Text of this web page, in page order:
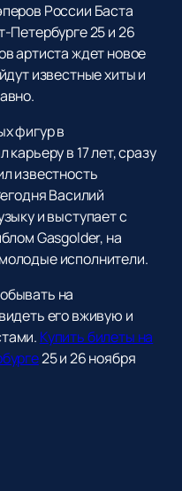
России Баста
Петербурге 25 и 26
артиста ждет новое
известные хиты и
фигур в
в 17 лет, сразу
известность
Василий
и выступает с
Gasgolder, на
исполнители.
на
его вживую и
Купить билеты на
25 и 26 ноября